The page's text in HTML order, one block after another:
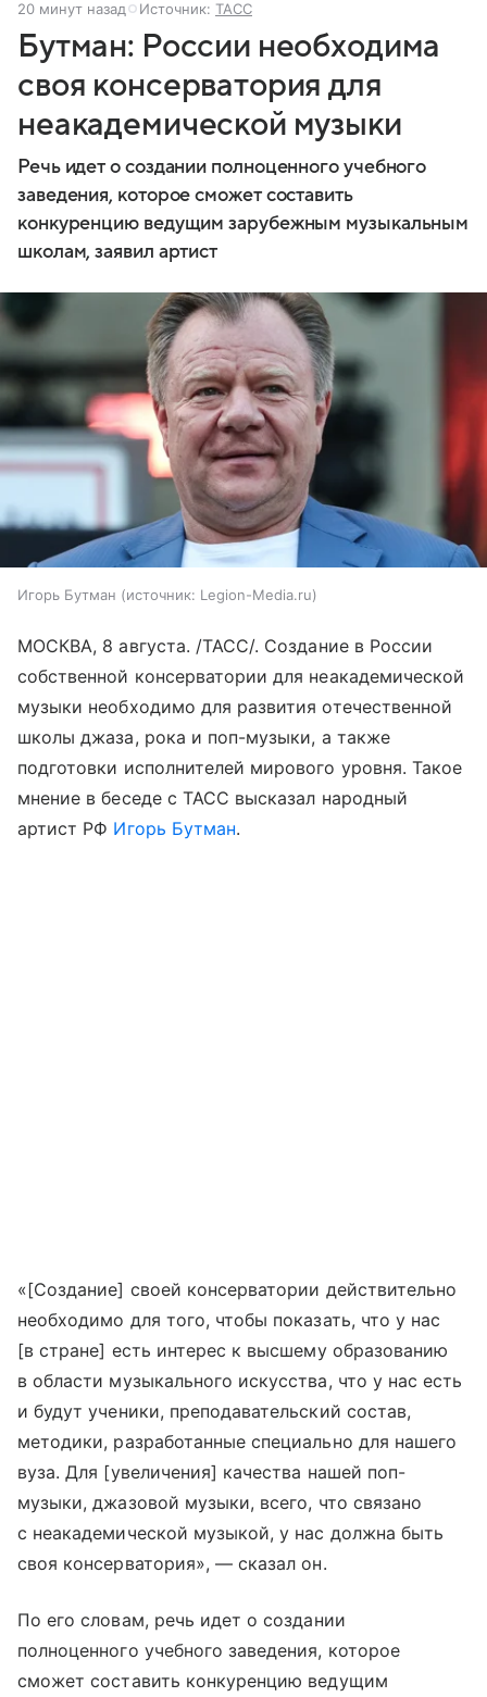
20 минут назад Источник: ТАСС
Бутман: России необходима
своя консерватория для
неакадемической музыки
Речь идет о создании полноценного учебного
заведения, которое сможет составить
конкуренцию ведущим зарубежным музыкальным
школам, заявил артист
Игорь Бутман источник: Legion-Media.ru
МОСКВА, 8 августа. /ТАСС/. Создание в России
собственной консерватории для неакадемической
музыки необходимо для развития отечественной
школы джаза, рока и поп-музыки, а также
подготовки исполнителей мирового уровня. Такое
мнение в беседе с ТАСС высказал народный
артист РФ Игорь Бутман.
«[Создание] своей консерватории действительно
необходимо для того, чтобы показать, что у нас
[в стране] есть интерес к высшему образованию
в области музыкального искусства, что у нас есть
и будут ученики, преподавательский состав,
методики, разработанные специально для нашего
вуза. Для [увеличения] качества нашей поп-
музыки, джазовой музыки, всего, что связано
с неакадемической музыкой, у нас должна быть
своя консерватория», — сказал он.
По его словам, речь идет о создании
полноценного учебного заведения, которое
сможет составить конкуренцию ведущим